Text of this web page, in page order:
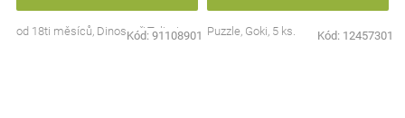
od 18ti měsíců, Dinosauři,Tulimi
Kód: 91108901 Puzzle, Goki, 5 ks. Kód: 12457301